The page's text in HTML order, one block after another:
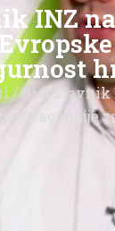
INZ
/ Predstavnik
agencije